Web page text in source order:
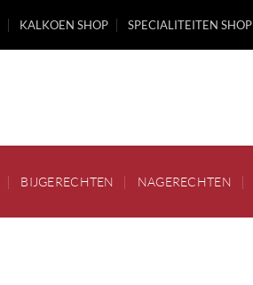
KALKOEN SHOP SPECIALITEITEN SHOP
BIJGERECHTEN NAGERECHTEN